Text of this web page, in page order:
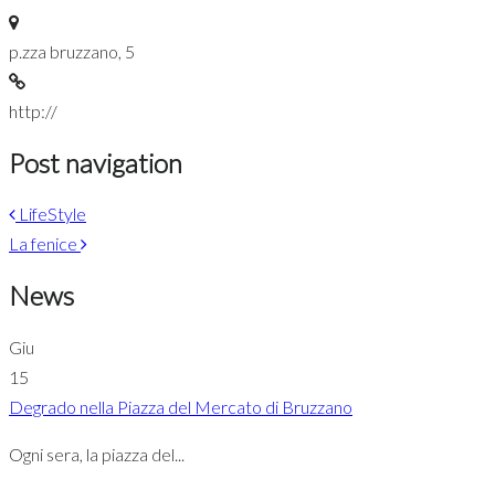
p.zza bruzzano, 5
http://
Post navigation
LifeStyle
La fenice
News
Giu
15
Degrado nella Piazza del Mercato di Bruzzano
Ogni sera, la piazza del...